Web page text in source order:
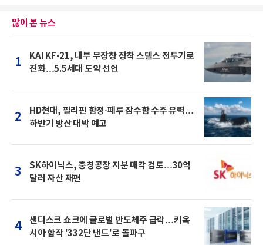
많이 본 뉴스
1
KAI KF-21, 내부 무장창 장착 스텔스 전투기로
진화…5.5세대 도약 선언
2
HD현대, 필리핀 함정·페루 잠수함 수주 유력…
하반기 방산 대박 예고
3
SK하이닉스, 충칭공장 지분 매각 검토…30억
달러 자산 재편
4
샌디스크 쇼크에 글로벌 반도체주 급락…키옥
시아 합작 '332단 낸드'로 돌파구